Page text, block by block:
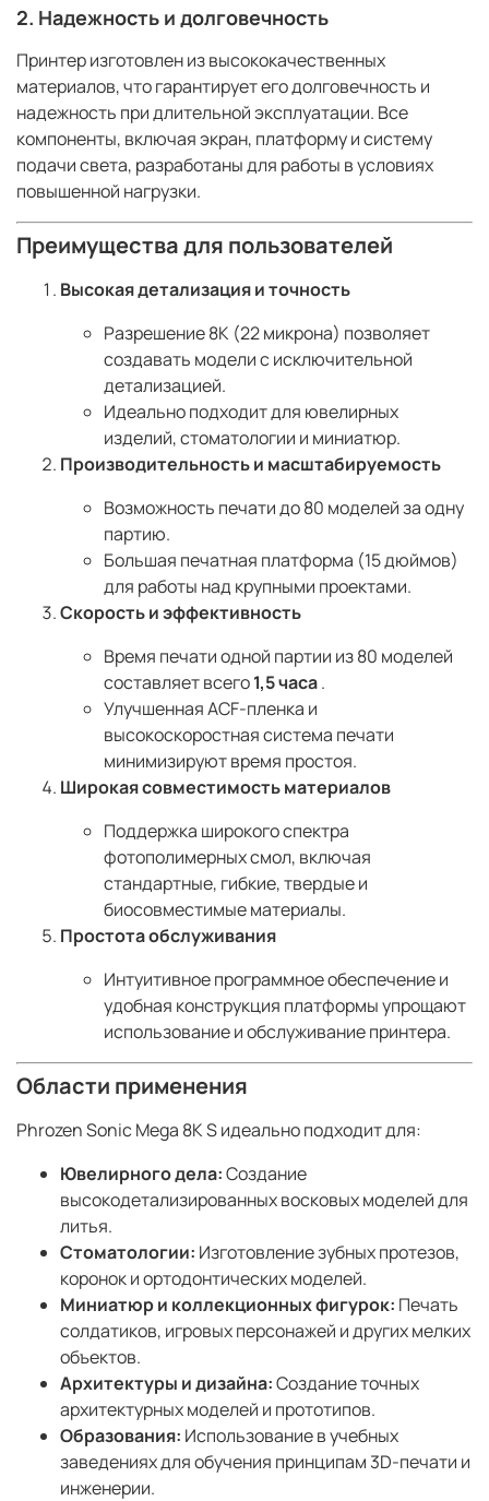
2. Надежность и долговечность
Принтер изготовлен из высококачественных
материалов, что гарантирует его долговечность и
надежность при длительной эксплуатации. Все
компоненты, включая экран, платформу и систему
подачи света, разработаны для работы в условиях
повышенной нагрузки.
Преимущества для пользователей
Высокая детализация и точность
Разрешение 8K (22 микрона) позволяет
создавать модели с исключительной
детализацией.
Идеально подходит для ювелирных
изделий, стоматологии и миниатюр.
Производительность и масштабируемость
Возможность печати до 80 моделей за одну
партию.
Большая печатная платформа (15 дюймов)
для работы над крупными проектами.
Скорость и эффективность
Время печати одной партии из 80 моделей
составляет всего1,5 часа.
Улучшенная ACF-пленка и
высокоскоростная система печати
минимизируют время простоя.
Широкая совместимость материалов
Поддержка широкого спектра
фотополимерных смол, включая
стандартные, гибкие, твердые и
биосовместимые материалы.
Простота обслуживания
Интуитивное программное обеспечение и
удобная конструкция платформы упрощают
использование и обслуживание принтера.
Области применения
Phrozen Sonic Mega 8K S идеально подходит для:
Ювелирного дела:Создание
высокодетализированных восковых моделей для
литья.
Стоматологии: Изготовление зубных протезов,
коронок и ортодонтических моделей.
Миниатюр и коллекционных фигурок: Печать
солдатиков, игровых персонажей и других мелких
объектов.
Архитектуры и дизайна:Создание точных
архитектурных моделей и прототипов.
Образования: Использование в учебных
заведениях для обучения принципам 3D-печати и
инженерии.